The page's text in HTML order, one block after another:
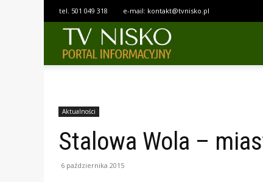
tel. 501 049 318 e-mail: kontakt@tvnisko.pl
Aktualności
Stalowa Wola –
6 października 2015